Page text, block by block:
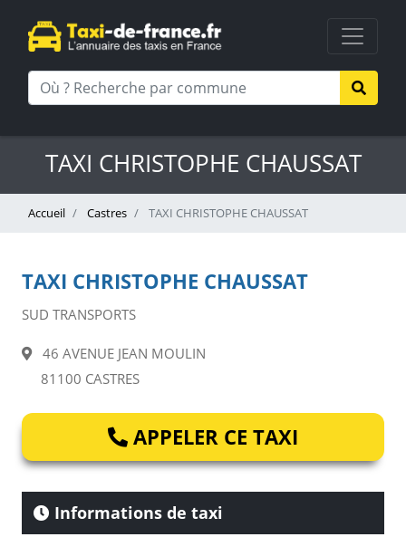
TAXI CHRISTOPHE CHAUSSAT
Accueil Castres TAXI CHRISTOPHE CHAUSSAT
TAXI CHRISTOPHE CHAUSSAT
SUD TRANSPORTS
46 AVENUE JEAN MOULIN
81100 CASTRES
APPELER CE TAXI
Informations de taxi